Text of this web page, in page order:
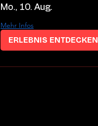
Mo., 10. Aug.
Mehr Infos
ERLEBNIS ENTDECKEN